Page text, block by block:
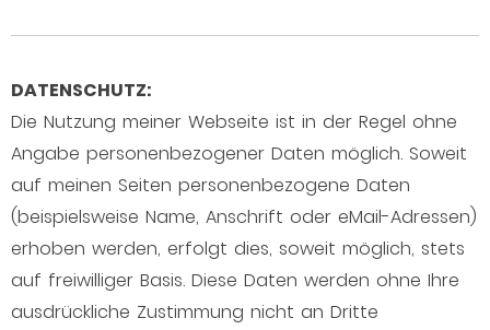
DATENSCHUTZ:
Die Nutzung meiner Webseite ist in der Regel ohne
Angabe personenbezogener Daten möglich. Soweit
auf meinen Seiten personenbezogene Daten
(beispielsweise Name, Anschrift oder eMail-Adressen)
erhoben werden, erfolgt dies, soweit möglich, stets
auf freiwilliger Basis. Diese Daten werden ohne Ihre
ausdrückliche Zustimmung nicht an Dritte